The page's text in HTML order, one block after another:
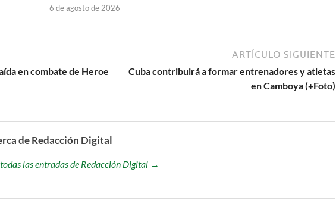
6 de agosto de 2026
en combate de Heroe
ARTÍCULO SIGUIENTE
Cuba contribuirá a formar entrenadores y atletas
en Camboya (+Foto)
de Redacción Digital
las entradas de Redacción Digital →